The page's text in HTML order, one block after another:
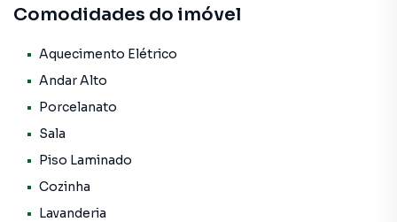
Cozinha funcional
Banheiro social
bem-estar:
Comodidades do imóvel
Aquecimento Elétrico
Andar Alto
Porcelanato
Sala
Piso Laminado
Cozinha
Lavanderia